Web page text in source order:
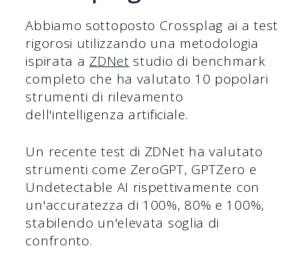
Abbiamo sottoposto Crossplag ai a test
rigorosi utilizzando una metodologia
ispirata a ZDNet studio di benchmark
completo che ha valutato 10 popolari
strumenti di rilevamento
dell'intelligenza artificiale.
Un recente test di ZDNet ha valutato
strumenti come ZeroGPT, GPTZero e
Undetectable AI rispettivamente con
un'accuratezza di 100%, 80% e 100%,
stabilendo un'elevata soglia di
confronto.